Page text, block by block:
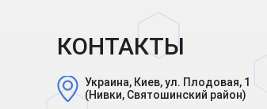
КОНТАКТЫ
Украина, Киев, ул. Плодовая, 1
(Нивки, Святошинский район)